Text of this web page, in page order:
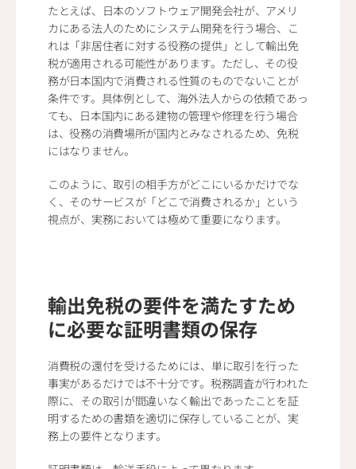
たとえば、日本のソフトウェア開発会社が、アメリ
カにある法人のためにシステム開発を行う場合、こ
れは「非居住者に対する役務の提供」として輸出免
税が適用される可能性があります。ただし、その役
務が日本国内で消費される性質のものでないことが
条件です。具体例として、海外法人からの依頼であっ
ても、日本国内にある建物の管理や修理を行う場合
は、役務の消費場所が国内とみなされるため、免税
にはなりません。
このように、取引の相手方がどこにいるかだけでな
く、そのサービスが「どこで消費されるか」という
視点が、実務においては極めて重要になります。
輸出免税の要件を満たすため
に必要な証明書類の保存
消費税の還付を受けるためには、単に取引を行った
事実があるだけでは不十分です。税務調査が行われた
際に、その取引が間違いなく輸出であったことを証
明するための書類を適切に保存していることが、実
務上の要件となります。